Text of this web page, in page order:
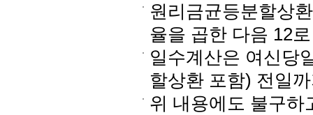
원리금균등분할상
율을 곱한 다음 12
일수계산은 여신당
할상환 포함) 전일
위 내용에도 불구하